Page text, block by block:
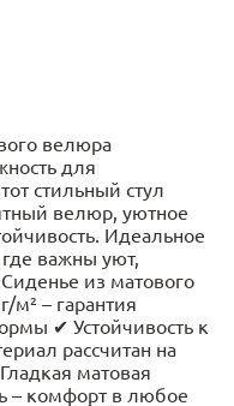
велюра
для
стильный стул
велюр, уютное
Идеальное
важны уют,
из матового
м² – гарантия
✔ Устойчивость к
рассчитан на
матовая
– комфорт в любое